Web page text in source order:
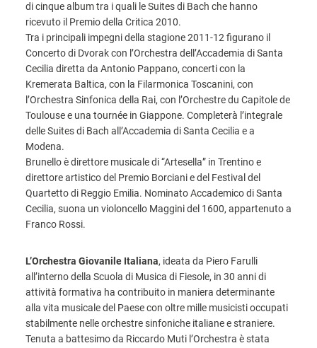
di cinque album tra i quali le Suites di Bach che hanno
ricevuto il Premio della Critica 2010.
Tra i principali impegni della stagione 2011-12 figurano il
Concerto di Dvorak con l’Orchestra dell’Accademia di Santa
Cecilia diretta da Antonio Pappano, concerti con la
Kremerata Baltica, con la Filarmonica Toscanini, con
l’Orchestra Sinfonica della Rai, con l’Orchestre du Capitole de
Toulouse e una tournée in Giappone. Completerà l’integrale
delle Suites di Bach all’Accademia di Santa Cecilia e a
Modena.
Brunello è direttore musicale di “Artesella” in Trentino e
direttore artistico del Premio Borciani e del Festival del
Quartetto di Reggio Emilia. Nominato Accademico di Santa
Cecilia, suona un violoncello Maggini del 1600, appartenuto a
Franco Rossi.
L’Orchestra Giovanile Italiana, ideata da Piero Farulli
all’interno della Scuola di Musica di Fiesole, in 30 anni di
attività formativa ha contribuito in maniera determinante
alla vita musicale del Paese con oltre mille musicisti occupati
stabilmente nelle orchestre sinfoniche italiane e straniere.
Tenuta a battesimo da Riccardo Muti l’Orchestra è stata